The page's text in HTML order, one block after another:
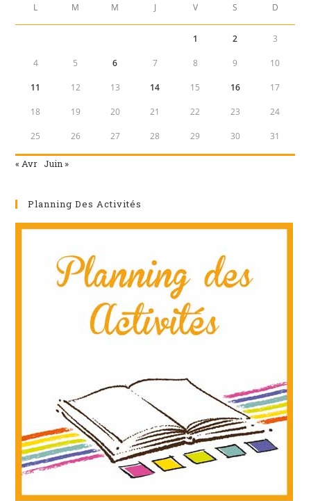
L M M J V S D
1 2 3
4 5 6 7 8 9 10
11 12 13 14 15 16 17
18 19 20 21 22 23 24
25 26 27 28 29 30 31
« Avr Juin »
Planning Des Activités